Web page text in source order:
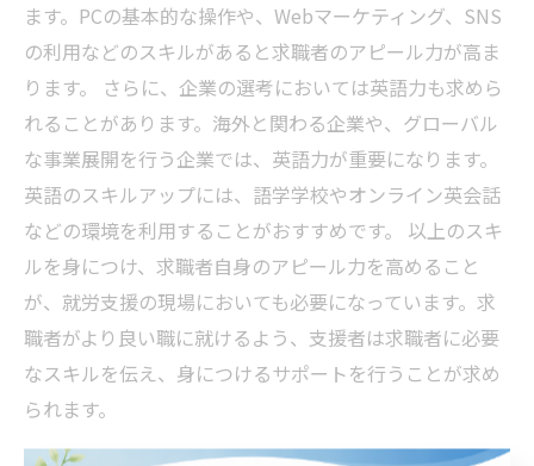
ます。PCの基本的な操作や、Webマーケティング、SNS
の利用などのスキルがあると求職者のアピール力が高ま
ります。 さらに、企業の選考においては英語力も求めら
れることがあります。海外と関わる企業や、グローバル
な事業展開を行う企業では、英語力が重要になります。
英語のスキルアップには、語学学校やオンライン英会話
などの環境を利用することがおすすめです。 以上のスキ
ルを身につけ、求職者自身のアピール力を高めること
が、就労支援の現場においても必要になっています。求
職者がより良い職に就けるよう、支援者は求職者に必要
なスキルを伝え、身につけるサポートを行うことが求め
られます。